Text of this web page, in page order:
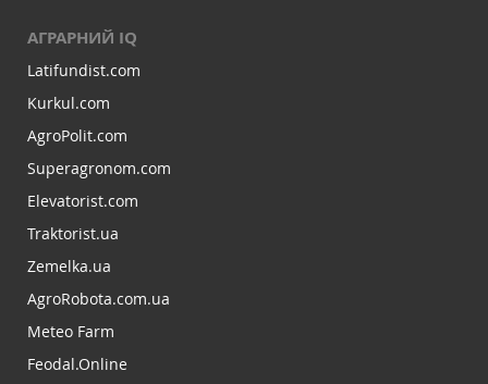
АГРАРНИЙ IQ
Latifundist.com
Kurkul.com
AgroPolit.com
Superagronom.com
Elevatorist.com
Traktorist.ua
Zemelka.ua
AgroRobota.com.ua
Meteo Farm
Feodal.Online